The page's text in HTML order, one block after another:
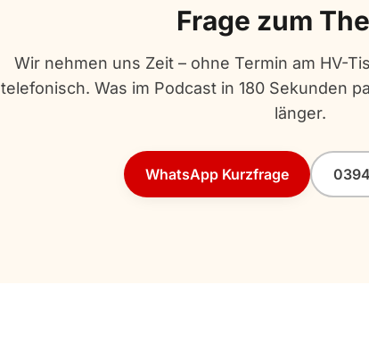
Frage zum
Wir nehmen uns Zeit – ohne Termin am HV-
telefonisch. Was im Podcast in 180 Sekunden
länger.
WhatsApp Kurzfrage